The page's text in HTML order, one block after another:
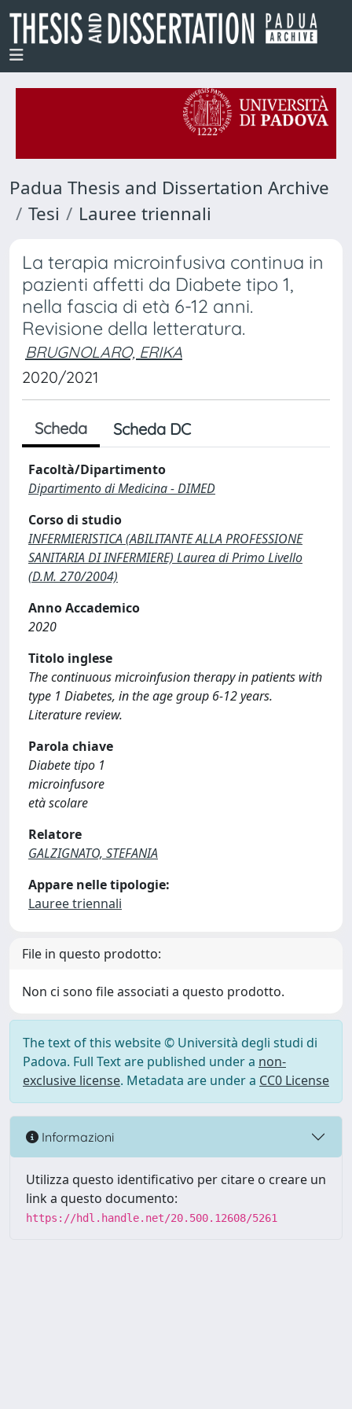
Padua Thesis and Dissertation Archive
Tesi
Lauree triennali
La terapia microinfusiva continua in
pazienti affetti da Diabete tipo 1,
nella fascia di età 6-12 anni.
Revisione della letteratura.
BRUGNOLARO, ERIKA
2020/2021
Scheda Scheda DC
Facoltà/Dipartimento
Dipartimento di Medicina - DIMED
Corso di studio
INFERMIERISTICA (ABILITANTE ALLA PROFESSIONE
SANITARIA DI INFERMIERE) Laurea di Primo Livello
(D.M. 270/2004)
Anno Accademico
2020
Titolo inglese
The continuous microinfusion therapy in patients with
type 1 Diabetes, in the age group 6-12 years.
Literature review.
Parola chiave
Diabete tipo 1
microinfusore
età scolare
Relatore
GALZIGNATO, STEFANIA
Appare nelle tipologie:
Lauree triennali
File in questo prodotto:
Non ci sono file associati a questo prodotto.
The text of this website © Università degli studi di
Padova. Full Text are published under a non-
exclusive license. Metadata are under a CC0 License
Informazioni
Utilizza questo identificativo per citare o creare un
link a questo documento:
https://hdl.handle.net/20.500.12608/5261